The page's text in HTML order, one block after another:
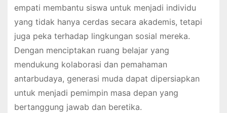
empati membantu siswa untuk menjadi individu
yang tidak hanya cerdas secara akademis, tetapi
juga peka terhadap lingkungan sosial mereka.
Dengan menciptakan ruang belajar yang
mendukung kolaborasi dan pemahaman
antarbudaya, generasi muda dapat dipersiapkan
untuk menjadi pemimpin masa depan yang
bertanggung jawab dan beretika.